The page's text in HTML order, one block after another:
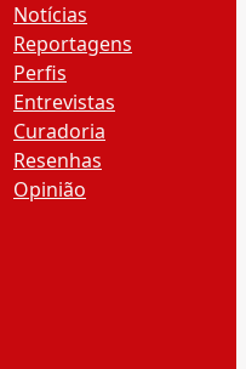
Notícias
Reportagens
Perfis
Entrevistas
Curadoria
Resenhas
Opinião